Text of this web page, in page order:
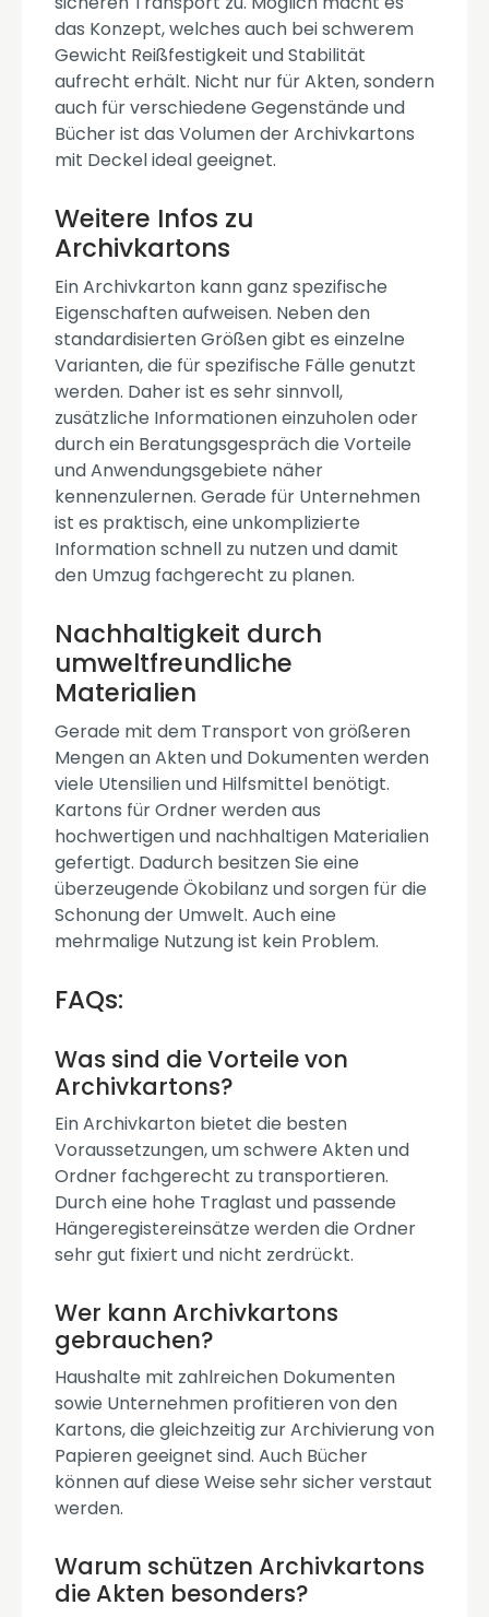
das Konzept, welches auch bei schwerem
Gewicht Reißfestigkeit und Stabilität
aufrecht erhält. Nicht nur für Akten, sondern
auch für verschiedene Gegenstände und
Bücher ist das Volumen der Archivkartons
mit Deckel ideal geeignet.
Weitere Infos zu
Archivkartons
Ein Archivkarton kann ganz spezifische
Eigenschaften aufweisen. Neben den
standardisierten Größen gibt es einzelne
Varianten, die für spezifische Fälle genutzt
werden. Daher ist es sehr sinnvoll,
zusätzliche Informationen einzuholen oder
durch ein Beratungsgespräch die Vorteile
und Anwendungsgebiete näher
kennenzulernen. Gerade für Unternehmen
ist es praktisch, eine unkomplizierte
Information schnell zu nutzen und damit
den Umzug fachgerecht zu planen.
Nachhaltigkeit durch
umweltfreundliche
Materialien
Gerade mit dem Transport von größeren
Mengen an Akten und Dokumenten werden
viele Utensilien und Hilfsmittel benötigt.
Kartons für Ordner werden aus
hochwertigen und nachhaltigen Materialien
gefertigt. Dadurch besitzen Sie eine
überzeugende Ökobilanz und sorgen für die
Schonung der Umwelt. Auch eine
mehrmalige Nutzung ist kein Problem.
FAQs:
Was sind die Vorteile von
Archivkartons?
Ein Archivkarton bietet die besten
Voraussetzungen, um schwere Akten und
Ordner fachgerecht zu transportieren.
Durch eine hohe Traglast und passende
Hängeregistereinsätze werden die Ordner
sehr gut fixiert und nicht zerdrückt.
Wer kann Archivkartons
gebrauchen?
Haushalte mit zahlreichen Dokumenten
sowie Unternehmen profitieren von den
Kartons, die gleichzeitig zur Archivierung von
Papieren geeignet sind. Auch Bücher
können auf diese Weise sehr sicher verstaut
werden.
Warum schützen Archivkartons
die Akten besonders?